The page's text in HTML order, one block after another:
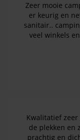
Zeer mooie
er keurig en
sanitair..
veel winkels
Kwalitatief
de plekken en
prachtig en